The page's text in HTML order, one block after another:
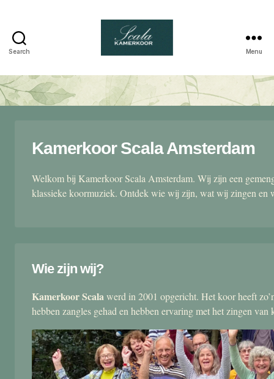
Search
kamerkoor
Menu
Kamerkoor Scala Amsterdam
Welkom bij Kamerkoor Scala Amsterdam. Wij zijn een
klassieke koormuziek. Ontdek wie wij zijn, wat wij zingen en
Wie zijn wij?
Kamerkoor Scalawerd in 2001 opgericht. Het koor heeft
hebben zangles gehad en hebben ervaring met het zingen van